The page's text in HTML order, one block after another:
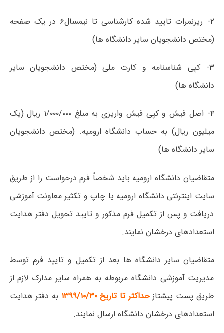
۲- ریزنمرات تایید شده کارشناسی تا نیمسال۶ در یک صفحه
(مختص دانشجویان سایر دانشگاه ها)
۳- کپی شناسنامه و کارت ملی (مختص دانشجویان سایر
دانشگاه ها)
۴- اصل فیش و کپی فیش واریزی به مبلغ ۱/۰۰۰/۰۰۰ ریال (یک
میلیون ریال) به حساب دانشگاه ارومیه. (مختص دانشجویان
سایر دانشگاه ها)
متقاضیان دانشگاه ارومیه باید شخصاً فرم درخواست را از طریق
سایت اینترنتی دانشگاه ارومیه یا چاپ و تکثیر معاونت آموزشی
دریافت و پس از تکمیل فرم مذکور و تایید تحویل دفتر هدایت
استعدادهای درخشان نمایند.
متقاضیان سایر دانشگاه ها بعد از تکمیل و تایید فرم توسط
مدیریت آموزشی دانشگاه مربوطه به همراه سایر مدارک لازم از
طریق پست پیشتازحداکثر تا تاریخ ۱۳۹۹/۱۰/۳۰
به دفتر هدایت
استعدادهای درخشان دانشگاه ارسال نمایند.